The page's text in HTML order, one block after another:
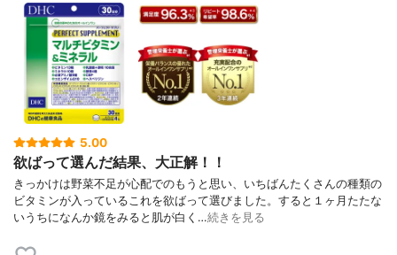
5.00
欲ばって選んだ結果、大正解！！
きっかけは野菜不足が心配でのもうと思い、いちばんたくさんの種類の
ビタミンが入っているこれを欲ばって選びました。すると１ヶ月たたな
いうちになんか鏡をみると肌が白く…続きを見る